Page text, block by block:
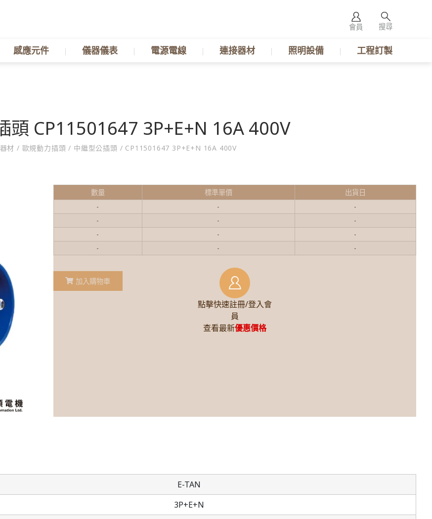
會員 搜尋
感應元件 儀器儀表 電源電線 連接器材 照明設備 工程訂製
頭 CP11501647 3P+E+N 16A 400V
材/ 歐規動力插頭/ 中繼型公插頭 / CP11501647 3P+E+N 16A 400V
點擊快速註冊/登入會
員
查看最新優惠價格
數量 標準單價
出貨日
-
-
-
-
-
-
-
-
-
-
- -
加入購物車
E-TAN
3P+E+N